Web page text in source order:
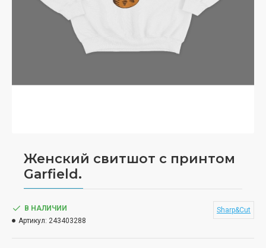
Женский свитшот с принтом
Garfield.
В НАЛИЧИИ
Артикул: 243403288
Sharp&Cut